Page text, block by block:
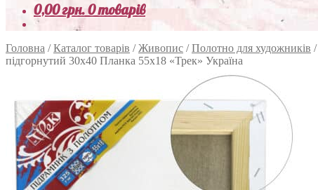
0,00грн.0 товарів
Головна /Каталог товарів /Живопис /Полотно для художників /
підгорнутий 30х40 Планка 55х18 «Трек» Україна